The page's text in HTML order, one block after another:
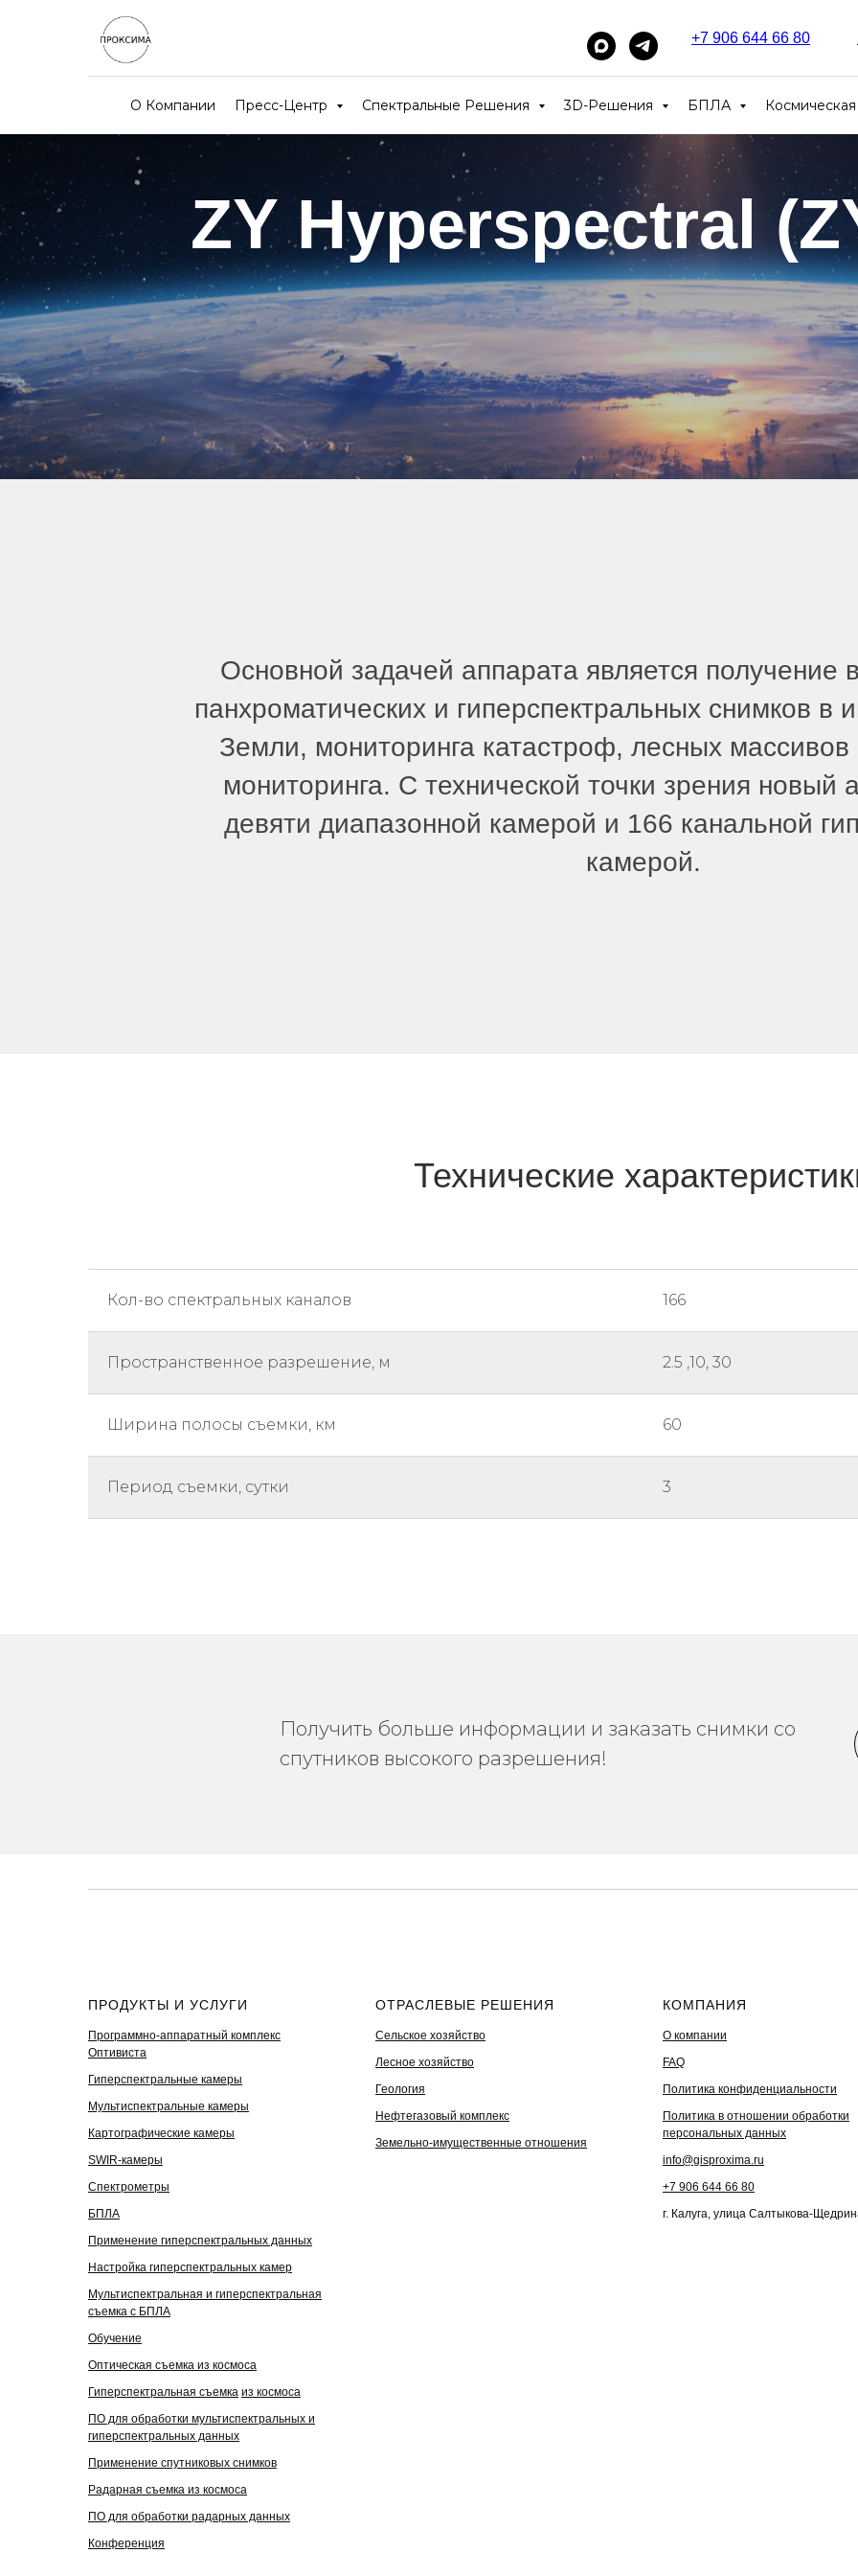
+7 906 644 66 80
О Компании Пресс-Центр Спектральные Решения 3D-Решения БПЛА
ZY Hyperspectral
Основной задачей аппарата является получение
панхроматических и гиперспектральных снимков в
Земли, мониторинга катастроф, лесных массивов
мониторинга. С технической точки зрения новый
девяти диапазонной камерой и 166 канальной
камерой.
Технические
Кол-во спектральных каналов 166
Пространственное разрешение, м 2.5 ,10, 30
Ширина полосы съемки, км 60
Период съемки, сутки 3
Получить больше информации и заказать снимки со
спутников высокого разрешения!
ПРОДУКТЫ И УСЛУГИ
Программно-аппаратный комплекс
Оптивиста
Гиперспектральные камеры
Мультиспектральные камеры
Картографические камеры
SWIR-камеры
Спектрометры
БПЛА
Применение гиперспектральных данных
Настройка гиперспектральных камер
Мультиспектральная и гиперспектральная
съемка с БПЛА
Обучение
Оптическая съемка из космоса
Гиперспектральная съемка из космоса
ПО для обработки мультиспектральных и
гиперспектральных данных
Применение спутниковых снимков
Радарная съемка из космоса
ПО для обработки радарных данных
Конференция
ОТРАСЛЕВЫЕ РЕШЕНИЯ
Сельское хозяйство
Лесное хозяйство
Геология
Нефтегазовый комплекс
Земельно-имущественные отношения
КОМПАНИЯ
О компании
FAQ
Политика конфиденциальности
Политика в отношении обработки
персональных данных
info@gisproxima.ru
+7 906 644 66 80
г. Калуга, улица Салтыкова-